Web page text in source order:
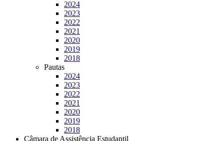
2024
2023
2022
2021
2020
2019
2018
Pautas
2024
2023
2022
2021
2020
2019
2018
Câmara de Assistência Estudantil